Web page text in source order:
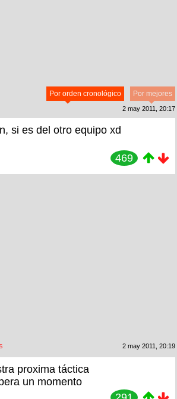
Por mejores
Por orden cronológico
2 may 2011, 20:17
si es del otro equipo xd
469
2 may 2011, 20:19
proxima táctica
un momento